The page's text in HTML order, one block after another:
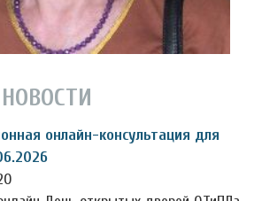
онлайн-консультация для